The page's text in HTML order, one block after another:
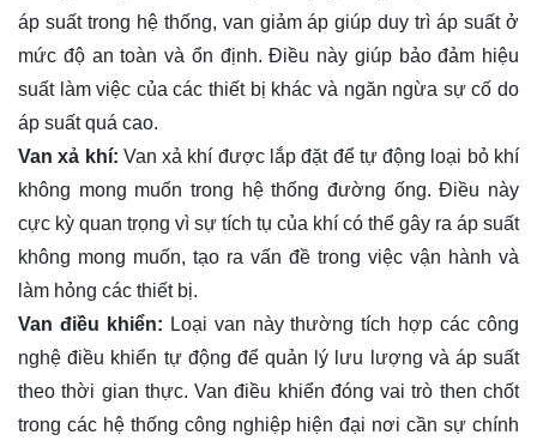
áp suất trong hệ thống, van giảm áp giúp duy trì áp suất ở
mức độ an toàn và ổn định. Điều này giúp bảo đảm hiệu
suất làm việc của các thiết bị khác và ngăn ngừa sự cố do
áp suất quá cao.
Van xả khí: Van xả khí được lắp đặt để tự động loại bỏ khí
không mong muốn trong hệ thống đường ống. Điều này
cực kỳ quan trọng vì sự tích tụ của khí có thể gây ra áp suất
không mong muốn, tạo ra vấn đề trong việc vận hành và
làm hỏng các thiết bị.
Van điều khiển: Loại van này thường tích hợp các công
nghệ điều khiển tự động để quản lý lưu lượng và áp suất
theo thời gian thực. Van điều khiển đóng vai trò then chốt
trong các hệ thống công nghiệp hiện đại nơi cần sự chính